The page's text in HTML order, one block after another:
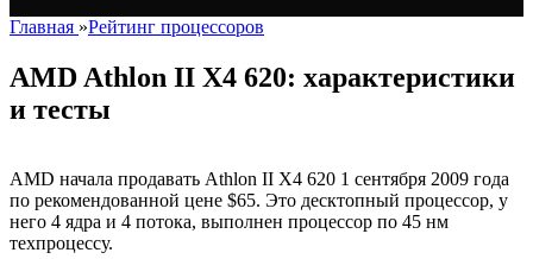
Главная »Рейтинг процессоров
AMD Athlon II X4 620: характеристики
и тесты
AMD начала продавать Athlon II X4 620 1 сентября 2009 года
по рекомендованной цене $65. Это десктопный процессор, у
него 4 ядра и 4 потока, выполнен процессор по 45 нм
техпроцессу.